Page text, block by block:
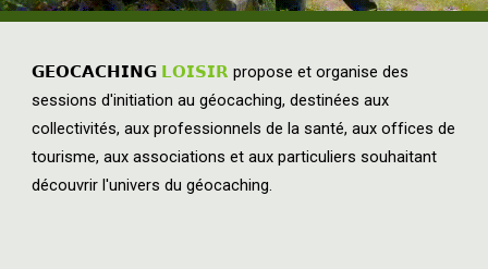
𝗚𝗘𝗢𝗖𝗔𝗖𝗛𝗜𝗡𝗚 𝗟𝗢𝗜𝗦𝗜𝗥 propose et organise des
sessions d'initiation au géocaching, destinées aux
collectivités, aux professionnels de la santé, aux offices de
tourisme, aux associations et aux particuliers souhaitant
découvrir l'univers du géocaching.